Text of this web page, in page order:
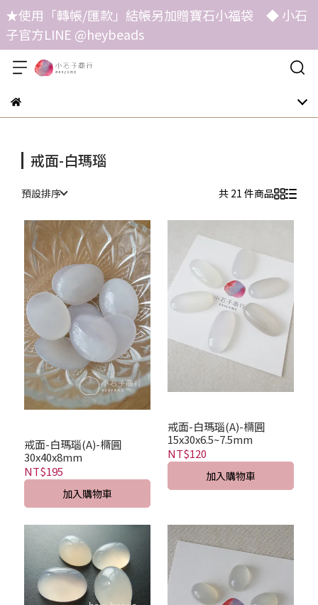
★使用「轉帳/匯款」結帳另加贈寶石小福袋 ◆ 小石
子官方LINE @heybeads
戒面-白瑪瑙
預設排序 共 21 件商品
戒面-白瑪瑙(A)-橢圓
30x40x8mm
NT$195
加入購物車
戒面-白瑪瑙(A)-橢圓
15x30x6.5~7.5mm
NT$120
加入購物車